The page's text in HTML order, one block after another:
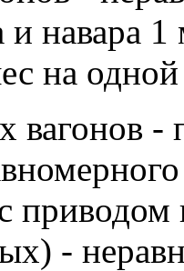
и навара
на
вагонов -
приводом
-